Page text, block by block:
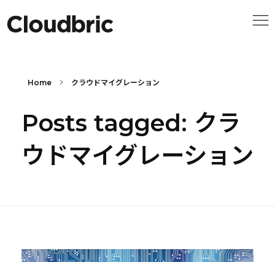
Home クラウドマイグレーション
Posts tagged: クラ
ウドマイグレーション